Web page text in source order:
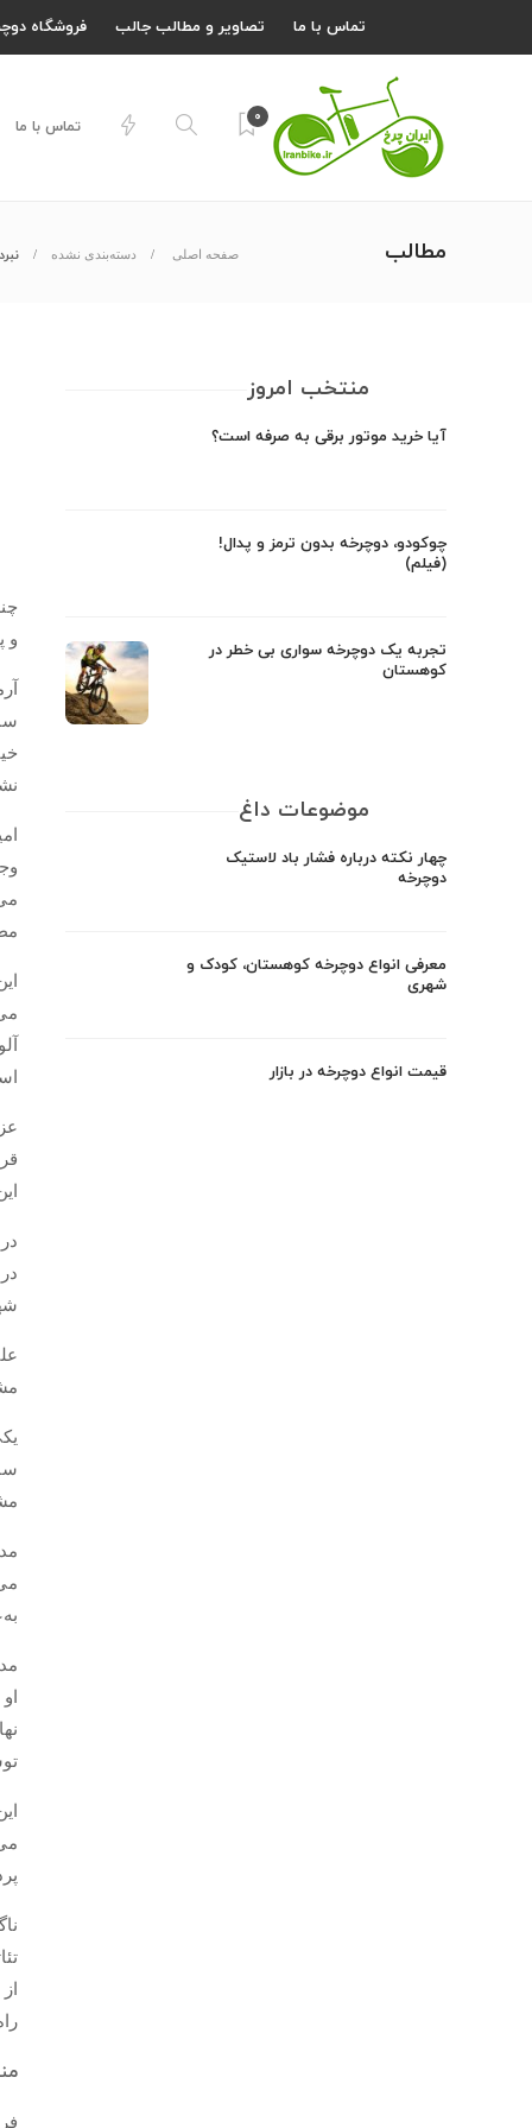
فروشگاه تصاویر و مطالب جالب تماس با ما
تماس با ما
۰
مطالب صفحه اصلی دسته‌بندی نشده
و
است که ۲ مسیر
منتخب امروز
آیا خرید موتور برقی به صرفه است؟
چوکودو، دوچرخه بدون ترمز و پدال!
(فیلم)
تجربه یک دوچرخه سواری بی خطر در
کوهستان
موضوعات داغ
چهار نکته درباره فشار باد لاستیک
دوچرخه
معرفی انواع دوچرخه کوهستان، کودک و
شهری
قیمت انواع دوچرخه در بازار